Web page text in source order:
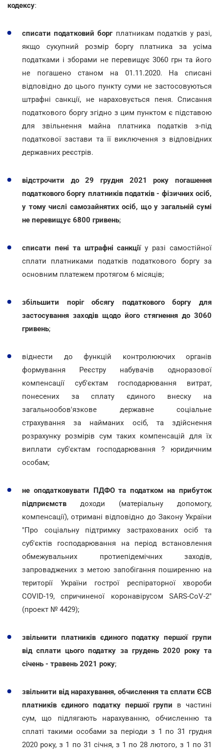
кодексу:
списати податковий боргплатникам податків у разі,
якщо сукупний розмір боргу платника за усіма
податками і зборами не перевищує 3060 грн та його
не погашено станом на 01.11.2020. На списані
відповідно до цього пункту суми не застосовуються
штрафні санкції, не нараховується пеня. Списання
податкового боргу згідно з цим пунктом є підставою
для звільнення майна платника податків з-під
податкової застави та її виключення з відповідних
державних реєстрів.
відстрочити до 29 грудня 2021 року погашення
податкового боргу платників податків - фізичних осіб,
у тому числі самозайнятих осіб, що у загальній сумі
не перевищує 6800 гривень;
списати пені та штрафні санкціїу разі самостійної
сплати платниками податків податкового боргу за
основним платежем протягом 6 місяців;
збільшити поріг обсягу податкового боргу для
застосування заходів щодо його стягнення до 3060
гривень;
віднести до функцій контролюючих органів
формування Реєстру набувачів одноразової
компенсації суб'єктам господарювання витрат,
понесених за сплату єдиного внеску на
загальнообов'язкове державне соціальне
страхування за найманих осіб, та здійснення
розрахунку розмірів сум таких компенсацій для їх
виплати суб'єктам господарювання ? юридичним
особам;
не оподатковувати ПДФО та податком на прибуток
підприємств доходи (матеріальну допомогу,
компенсації), отримані відповідно до Закону України
"Про соціальну підтримку застрахованих осіб та
суб'єктів господарювання на період встановлення
обмежувальних протиепідемічних
заходів,
запроваджених з метою запобігання поширенню на
території України гострої респіраторної хвороби
COVID-19, спричиненої коронавірусом SARS-CoV-2"
(проект № 4429);
звільнити платників єдиного податку першої групи
від сплати цього податку за грудень 2020 року та
січень - травень 2021 року;
звільнити від нарахування, обчислення та сплати ЄСВ
платників єдиного податку першої групи в частині
сум, що підлягають нарахуванню, обчисленню та
сплаті такими особами за періоди з 1 по 31 грудня
2020 року, з 1 по 31 січня, з 1 по 28 лютого, з 1 по 31